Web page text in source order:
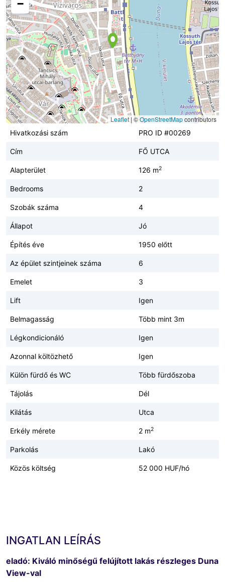
−
Leaflet | ©OpenStreetMapcontributors
Hivatkozási szám
PRO ID #00269
Cím FŐ UTCA
Alapterület 126 m2
Bedrooms 2
Szobák száma 4
Állapot Jó
Építés éve 1950 előtt
Az épület szintjeinek száma 6
Emelet 3
Lift Igen
Belmagasság Több mint 3m
Légkondicionáló Igen
Azonnal költözhető Igen
Külön fürdő és WC Több fürdőszoba
Tájolás Dél
Kilátás Utca
Erkély mérete 2 m2
Parkolás Lakó
Közös költség 52 000 HUF/hó
INGATLAN LEÍRÁS
eladó: Kiváló minőségű felújított lakás részleges Duna
View-val